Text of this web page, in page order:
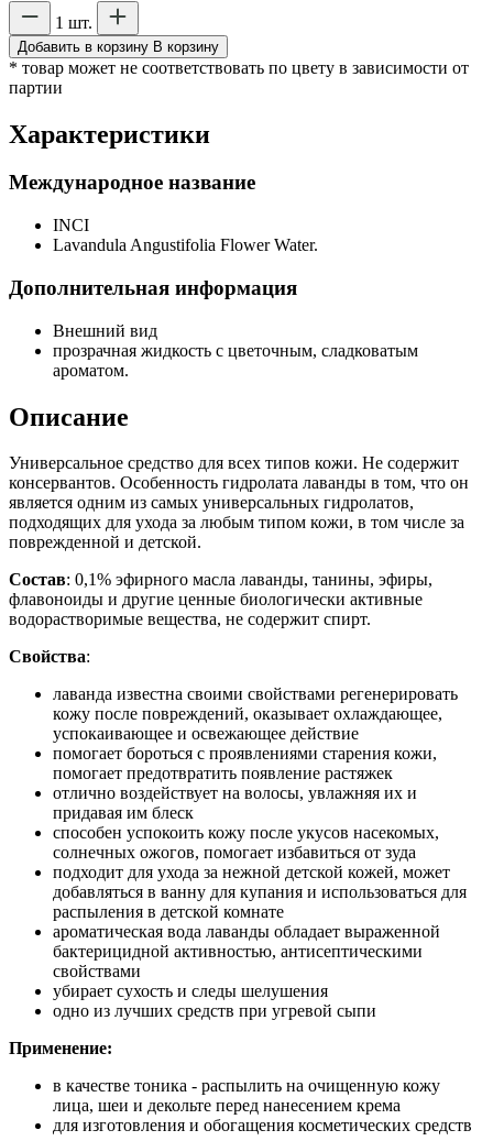
1 шт.
Добавить в корзину В корзину
* товар может не соответствовать по цвету в зависимости от
партии
Характеристики
Международное название
INCI
Lavandula Angustifolia Flower Water.
Дополнительная информация
Внешний вид
прозрачная жидкость с цветочным, сладковатым
ароматом.
Описание
Универсальное средство для всех типов кожи. Не содержит
консервантов. Особенность гидролата лаванды в том, что он
является одним из самых универсальных гидролатов,
подходящих для ухода за любым типом кожи, в том числе за
поврежденной и детской.
Состав: 0,1% эфирного масла лаванды, танины, эфиры,
флавоноиды и другие ценные биологически активные
водорастворимые вещества, не содержит спирт.
Свойства:
лаванда известна своими свойствами регенерировать
кожу после повреждений, оказывает охлаждающее,
успокаивающее и освежающее действие
помогает бороться с проявлениями старения кожи,
помогает предотвратить появление растяжек
отлично воздействует на волосы, увлажняя их и
придавая им блеск
способен успокоить кожу после укусов насекомых,
солнечных ожогов, помогает избавиться от зуда
подходит для ухода за нежной детской кожей, может
добавляться в ванну для купания и использоваться для
распыления в детской комнате
ароматическая вода лаванды обладает выраженной
бактерицидной активностью, антисептическими
свойствами
убирает сухость и следы шелушения
одно из лучших средств при угревой сыпи
Применение:
в качестве тоника - распылить на очищенную кожу
лица, шеи и декольте перед нанесением крема
для изготовления и обогащения косметических средств